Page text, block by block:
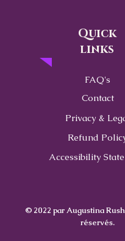
Quick
links
FAQ's
Contact
Privacy &
Refund
Accessibility
© 2022 par Augustina
réservés.